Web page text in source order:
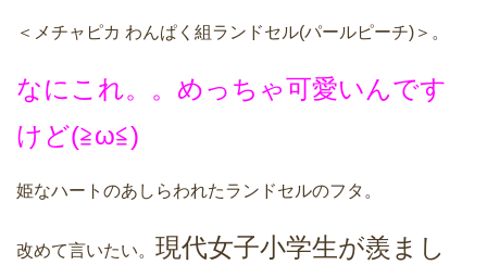
＜メチャピカ わんぱく組ランドセル(パールピーチ)＞。
なにこれ。。めっちゃ可愛いんです
けど(≧ω≦)
姫なハートのあしらわれたランドセルのフタ。
改めて言いたい。 現代女子小学生が羨まし